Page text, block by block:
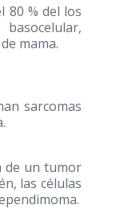
80 % del los
mama.
sarcomas
de un tumor
las células